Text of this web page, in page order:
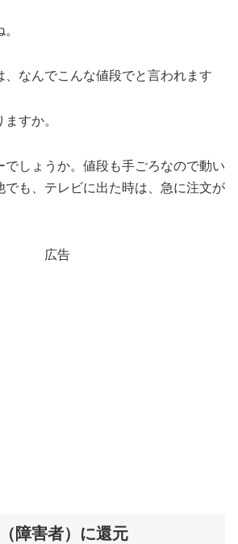
なんでこんな値段でと言われます
すか。
しょうか。値段も手ごろなので動い
でも、テレビに出た時は、急に注文が
広告
障害者）に還元